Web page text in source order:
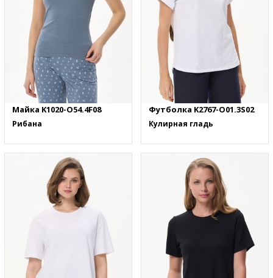
Майка K1020-O54.4F08
Рибана
Футболка K2767-O01.3S02
Кулирная гладь